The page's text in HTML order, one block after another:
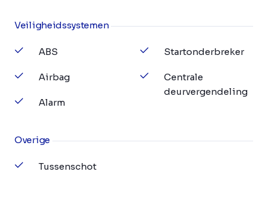
Veiligheidssystemen
ABS
Airbag
Alarm
Startonderbreker
Centrale
deurvergendeling
Overige
Tussenschot